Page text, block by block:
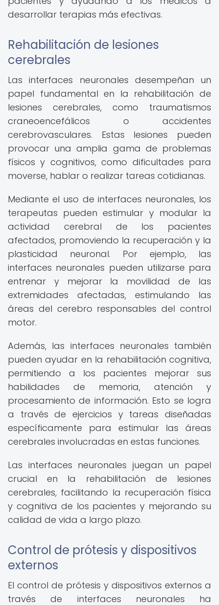
desarrollar terapias más efectivas.
Rehabilitación de lesiones
cerebrales
Las interfaces neuronales desempeñan un
papel fundamental en la rehabilitación de
lesiones cerebrales, como traumatismos
craneoencefálicos o accidentes
cerebrovasculares. Estas lesiones pueden
provocar una amplia gama de problemas
físicos y cognitivos, como dificultades para
moverse, hablar o realizar tareas cotidianas.
Mediante el uso de interfaces neuronales, los
terapeutas pueden estimular y modular la
actividad cerebral de los pacientes
afectados, promoviendo la recuperación y la
plasticidad neuronal. Por ejemplo, las
interfaces neuronales pueden utilizarse para
entrenar y mejorar la movilidad de las
extremidades afectadas, estimulando las
áreas del cerebro responsables del control
motor.
Además, las interfaces neuronales también
pueden ayudar en la rehabilitación cognitiva,
permitiendo a los pacientes mejorar sus
habilidades de memoria, atención y
procesamiento de información. Esto se logra
a través de ejercicios y tareas diseñadas
específicamente para estimular las áreas
cerebrales involucradas en estas funciones.
Las interfaces neuronales juegan un papel
crucial en la rehabilitación de lesiones
cerebrales, facilitando la recuperación física
y cognitiva de los pacientes y mejorando su
calidad de vida a largo plazo.
Control de prótesis y dispositivos
externos
El control de prótesis y dispositivos externos a
través de interfaces neuronales ha